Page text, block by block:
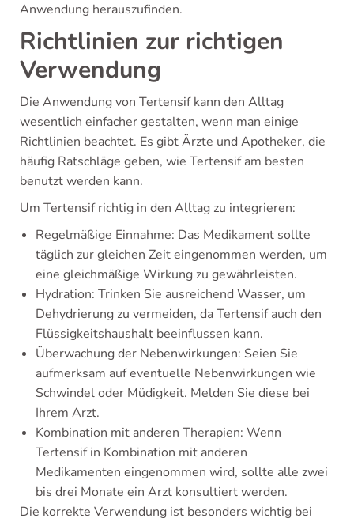
Anwendung herauszufinden.
Richtlinien zur richtigen
Verwendung
Die Anwendung von Tertensif kann den Alltag
wesentlich einfacher gestalten, wenn man einige
Richtlinien beachtet. Es gibt Ärzte und Apotheker, die
häufig Ratschläge geben, wie Tertensif am besten
benutzt werden kann.
Um Tertensif richtig in den Alltag zu integrieren:
Regelmäßige Einnahme: Das Medikament sollte
täglich zur gleichen Zeit eingenommen werden, um
eine gleichmäßige Wirkung zu gewährleisten.
Hydration: Trinken Sie ausreichend Wasser, um
Dehydrierung zu vermeiden, da Tertensif auch den
Flüssigkeitshaushalt beeinflussen kann.
Überwachung der Nebenwirkungen: Seien Sie
aufmerksam auf eventuelle Nebenwirkungen wie
Schwindel oder Müdigkeit. Melden Sie diese bei
Ihrem Arzt.
Kombination mit anderen Therapien: Wenn
Tertensif in Kombination mit anderen
Medikamenten eingenommen wird, sollte alle zwei
bis drei Monate ein Arzt konsultiert werden.
Die korrekte Verwendung ist besonders wichtig bei